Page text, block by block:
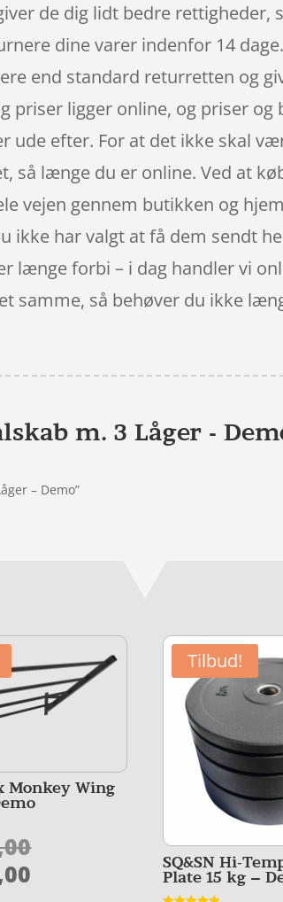
de dig lidt bedre rettigheder,
dine varer indenfor 14
end standard returretten og
priser ligger online, og priser
ude efter. For at det ikke skal
så længe du er online. Ved at
vejen gennem butikken og
ikke har valgt at få dem sendt
længe forbi – i dag handler vi
samme, så behøver du ikke
m. 3 Låger -
– Demo”
Monkey Wing
Den
Tilbud!
SQ&SN Hi-
Plate 15 kg –